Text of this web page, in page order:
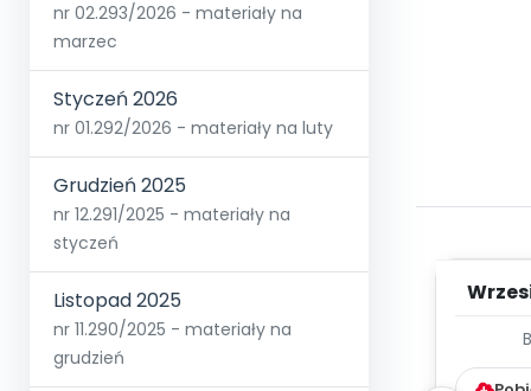
nr 02.293/2026 - materiały na
marzec
Styczeń 2026
nr 01.292/2026 - materiały na luty
Grudzień 2025
nr 12.291/2025 - materiały na
styczeń
Listopad 2025
nr 11.290/2025 - materiały na
grudzień